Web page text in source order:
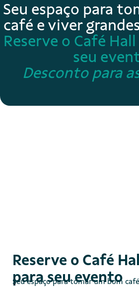
Seu espaço para
café e viver
Reserve o Café
seu
Desconto para
Reserve o Café
para seu evento
Seu espaço para tomar um bom